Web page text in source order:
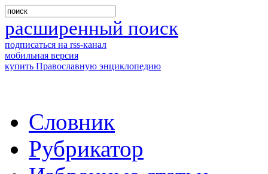
расширенный поиск
подписаться на rss-канал
мобильная версия
купить Православную энциклопедию
Словник
Рубрикатор